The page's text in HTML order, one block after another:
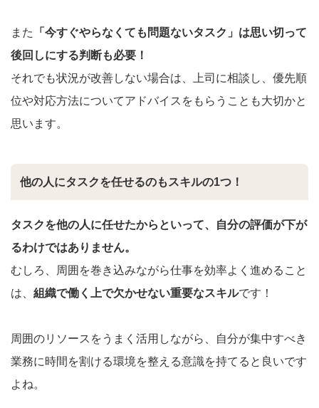
また
「今すぐやらなくても問題ないタスク」は思い切って
後回しにする判断も必要！
それでも状況が改善しない場合は、上司に相談し、優先順
位や対応方法についてアドバイスをもらうことも大切かと
思います。
他の人にタスクを任せるのもスキルの1つ！
タスクを他の人に任せたからといって、自分の評価が下が
るわけではありません。
むしろ、周囲を巻き込みながら仕事を効率よく進めること
は、 組織で働く上で欠かせない重要なスキルです！
周囲のリソースをうまく活用しながら、自分が集中すべき
業務に時間を割ける環境を整える意識を持てると良いです
よね。